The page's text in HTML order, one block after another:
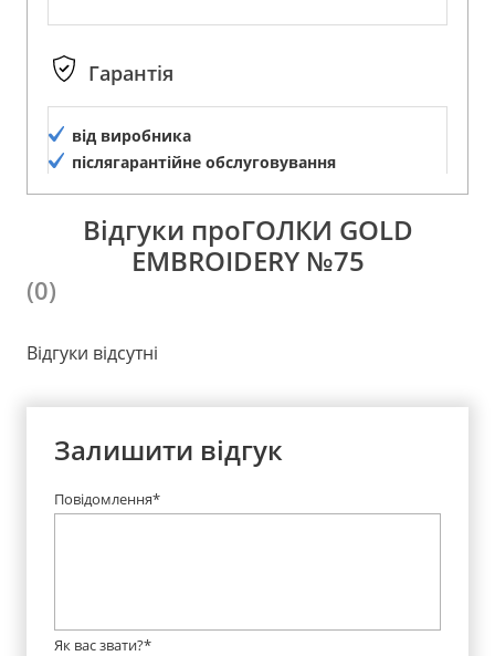
Гарантія
від виробника
післягарантійне обслуговування
Відгуки проГОЛКИ GOLD
EMBROIDERY №75
(0)
Відгуки відсутні
Залишити відгук
Повідомлення*
Як вас звати?*